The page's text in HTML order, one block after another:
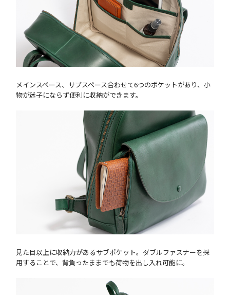
メインスペース、サブスペース合わせて6つのポケットがあり、小
物が迷子にならず便利に収納ができます。
見た目以上に収納力があるサブポケット。ダブルファスナーを採
用することで、背負ったままでも荷物を出し入れ可能に。